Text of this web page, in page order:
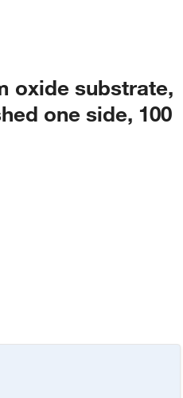
oxide substrate,
one side, 100